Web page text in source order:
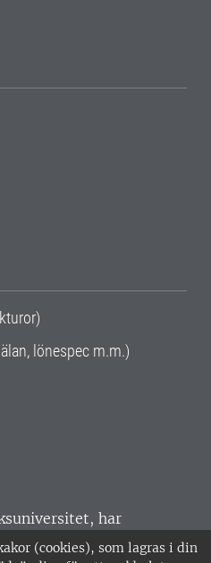
(cookies), som lagras i din
lönespec m.m.)
har
Huvudorter är